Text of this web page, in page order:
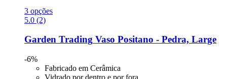
3 opções
5.0 (2)
Garden Trading Vaso Positano -​ Pedra, Large
-6%
Fabricado em Cerâmica